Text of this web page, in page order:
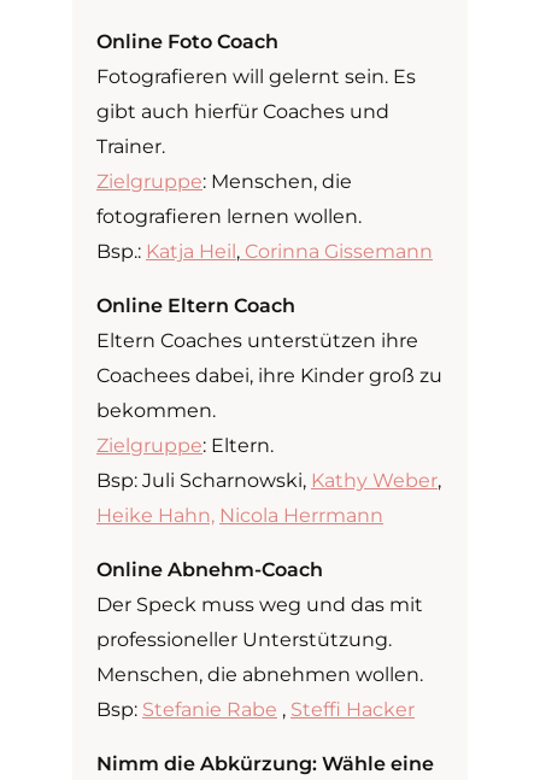
Online Foto Coach
Fotografieren will gelernt sein. Es
gibt auch hierfür Coaches und
Trainer.
Zielgruppe: Menschen, die
fotografieren lernen wollen.
Bsp.: Katja Heil, Corinna Gissemann
Online Eltern Coach
Eltern Coaches unterstützen ihre
Coachees dabei, ihre Kinder groß zu
bekommen.
Zielgruppe: Eltern.
Bsp: Juli Scharnowski, Kathy Weber,
Heike Hahn, Nicola Herrmann
Online Abnehm-Coach
Der Speck muss weg und das mit
professioneller Unterstützung.
Menschen, die abnehmen wollen.
Bsp: Stefanie Rabe , Steffi Hacker
Nimm die Abkürzung: Wähle eine